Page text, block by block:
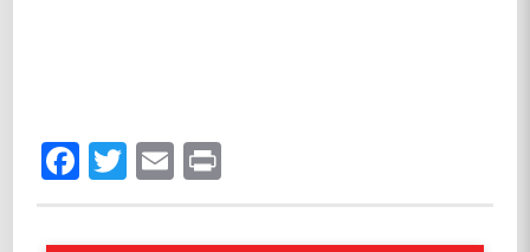
Facebook
Twitter
Email